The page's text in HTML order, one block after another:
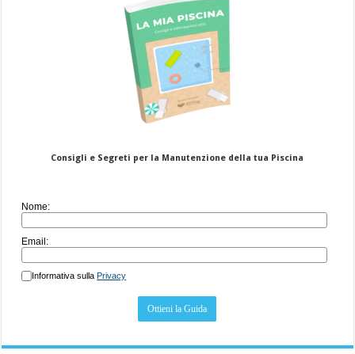
Consigli e Segreti per la Manutenzione della tua Piscina
Nome:
Email:
Informativa sullaPrivacy